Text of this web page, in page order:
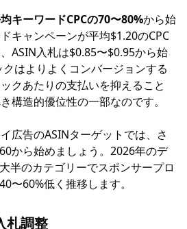
キーワードCPCの70〜80%から始
キャンペーンが平均$1.20のCPC
ASIN入札は$0.85〜$0.95から始
はよりよくコンバージョンする
クあたりの支払いを抑えること
構造的優位性の一部なのです。
広告のASINターゲットでは、さ
から始めましょう。2026年のデ
半のカテゴリーでスポンサープロ
〜60%低く推移します。
札調整